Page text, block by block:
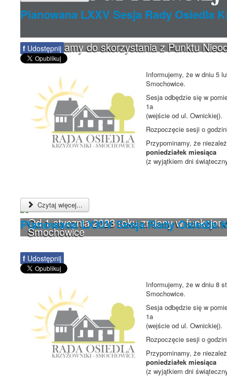
Zapraszamy do skorzystania z Punktu
Od 1 stycznia 2023 roku zmiany w
Smochowice
Planowana LXXV Sesja Rady Osiedla
f Udostępnij
Informujemy, że w dniu 5
Smochowice.
Sesja odbędzie się w
1a
(wejście od ul. Ownickiej).
Rozpoczęcie sesji o
Przypominamy, że
poniedziałek miesiąca
(z wyjątkiem dni
Czytaj więcej...
Planowana LXXIV Sesja Rady Osiedla
f Udostępnij
Informujemy, że w dniu 8
Smochowice.
Sesja odbędzie się w
1a
(wejście od ul. Ownickiej).
Rozpoczęcie sesji o
Przypominamy, że
poniedziałek miesiąca
(z wyjątkiem dni